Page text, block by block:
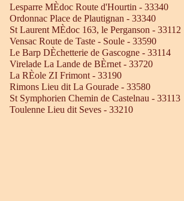
Lesparre MÈdoc Route d'Hourtin - 33340
Ordonnac Place de Plautignan - 33340
St Laurent MÈdoc 163, le Perganson - 33112
Vensac Route de Taste - Soule - 33590
Le Barp DÈchetterie de Gascogne - 33114
Virelade La Lande de BÈrnet - 33720
La RÈole ZI Frimont - 33190
Rimons Lieu dit La Gourade - 33580
St Symphorien Chemin de Castelnau - 33113
Toulenne Lieu dit Seves - 33210